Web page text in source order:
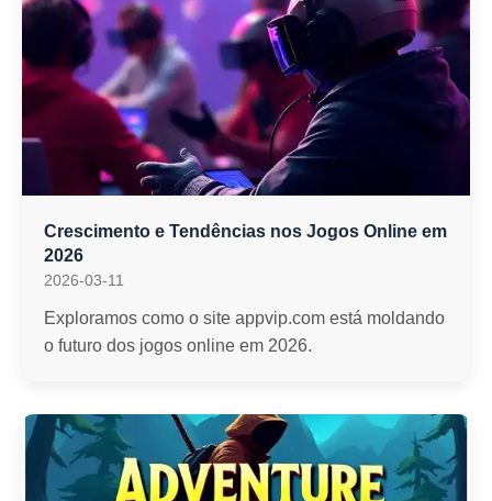
Crescimento e Tendências nos Jogos Online em
2026
2026-03-11
Exploramos como o site appvip.com está moldando
o futuro dos jogos online em 2026.